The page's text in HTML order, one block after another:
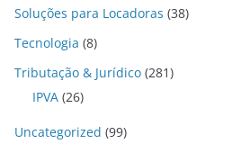
Soluções para Locadoras (38)
Tecnologia (8)
Tributação & Jurídico (281)
IPVA (26)
Uncategorized (99)